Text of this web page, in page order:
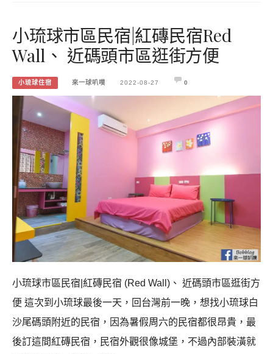
小琉球市區民宿|紅磚民宿Red
Wall、 近碼頭市區逛街方便
小琉球住宿 來一球叭噗 2022-08-27 0
小琉球市區民宿|紅磚民宿 (Red Wall)、 近碼頭市區逛街方
便 這次到小琉球最後一天，回台灣前一晚，想找小琉球白
沙尾碼頭附近的民宿，因為暑假周六的民宿都很昂貴，最
後訂這間紅磚民宿，民宿外觀很像城堡，不過內部裝潢就